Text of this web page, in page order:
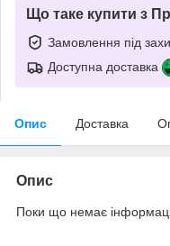
Що таке купити з
Замовлення під
Доступна доставка
Опис Доставка
Опис
Поки що немає